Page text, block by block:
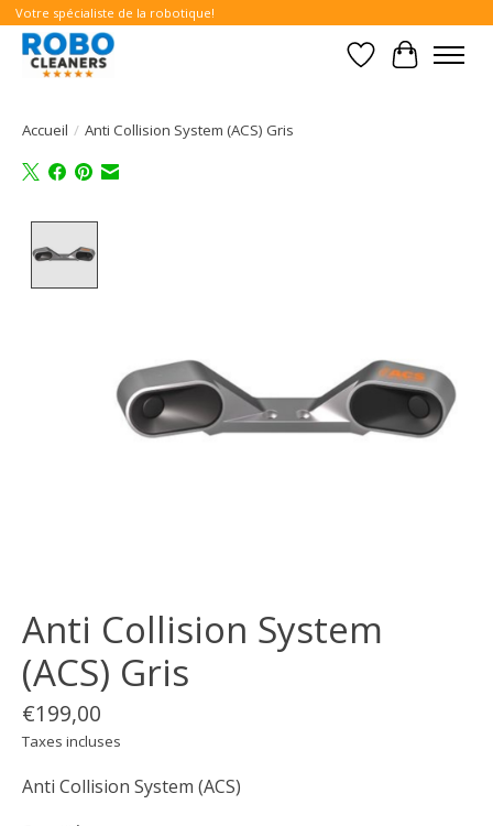
Votre spécialiste de la robotique!
Liste dePanier
Accueil / Anti Collision System (ACS) Gris
Anti Collision System
(ACS) Gris
€199,00
Taxes incluses
Anti Collision System (ACS)